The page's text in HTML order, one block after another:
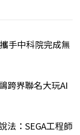
手中科院完成無
跨界聯名大玩AI
法：SEGA工程師